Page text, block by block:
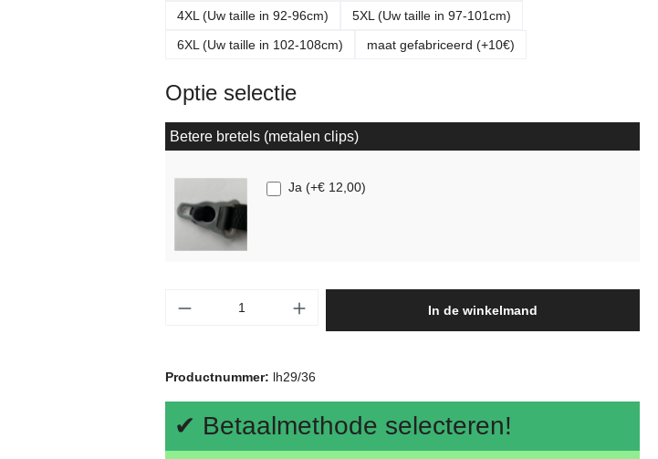
4XL (Uw taille in 92-96cm)
5XL (Uw taille in 97-101cm)
6XL (Uw taille in 102-108cm)
maat gefabriceerd (+10€)
Optie selectie
Betere bretels (metalen clips)
Ja (+€ 12,00)
Producthoeveelheid: Voer de gewenste
In de winkelmand
Productnummer: lh29/36
✔ Betaalmethode selecteren!